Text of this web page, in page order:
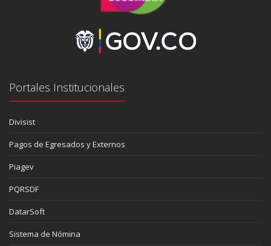
Portales Institucionales
Divisist
Pagos de Egresados y Externos
Piagev
PQRSDF
DatarSoft
Sistema de Nómina